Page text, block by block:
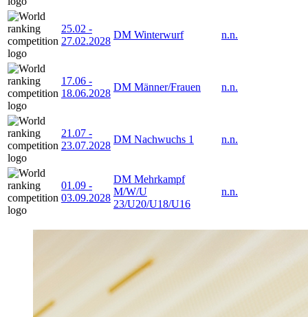
25.02 -
27.02.2028
DM Winterwurf n.n.
17.06 -
18.06.2028
DM Männer/Frauen n.n.
21.07 -
23.07.2028
DM Nachwuchs 1 n.n.
01.09 -
03.09.2028
DM Mehrkampf
M/W/U
23/U20/U18/U16
n.n.